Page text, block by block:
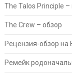
The Talos Principle
The Crew – обзор
Рецензия-обзор на
Ремейк